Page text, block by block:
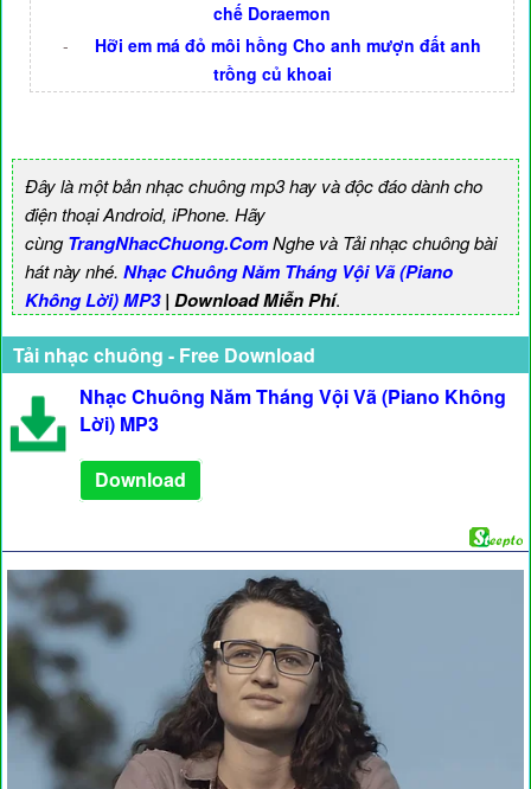
chế Doraemon
-
Hỡi em má đỏ môi hồng Cho anh mượn đất anh
trồng củ khoai
Đây là một bản nhạc chuông mp3 hay và độc đáo dành cho
điện thoại Android, iPhone. Hãy
cùngTrangNhacChuong.ComNghe và Tải nhạc chuông bài
hát này nhé. Nhạc Chuông Năm Tháng Vội Vã (Piano
Không Lời) MP3| Download Miễn Phí.
Tải nhạc chuông - Free Download
Nhạc Chuông Năm Tháng Vội Vã (Piano Không
Lời) MP3
Download